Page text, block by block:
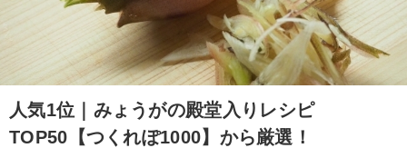
人気1位｜みょうがの殿堂入りレシピ
TOP50【つくれぽ1000】から厳選！